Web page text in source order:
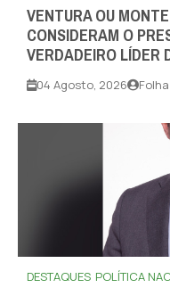
VENTURA OU
CONSIDERAM O
VERDADEIRO LÍDER
04 Agosto, 2026
DESTAQUES POLÍTICA